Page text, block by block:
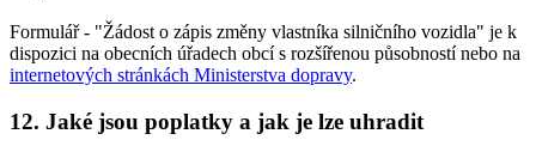
Formulář - "Žádost o zápis změny vlastníka silničního vozidla" je k
dispozici na obecních úřadech obcí s rozšířenou působností nebo na
internetových stránkách Ministerstva dopravy.
12. Jaké jsou poplatky a jak je lze uhradit